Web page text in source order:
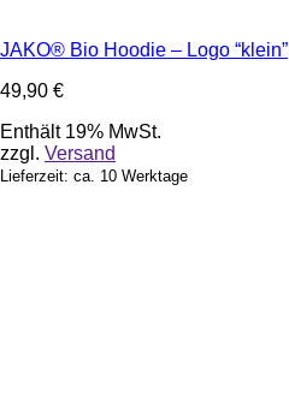
JAKO® Bio Hoodie – Logo “klein”
49,90 €
Enthält 19% MwSt.
zzgl. Versand
Lieferzeit: ca. 10 Werktage